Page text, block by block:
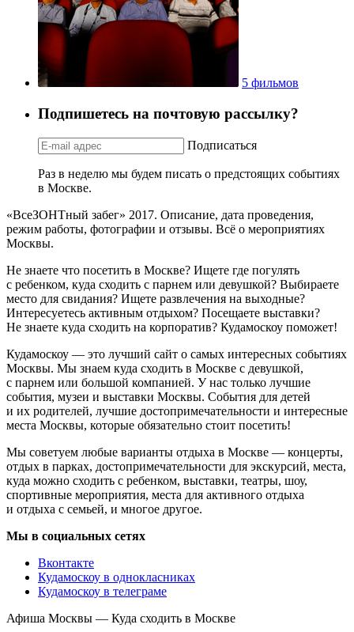
5 фильмов
Подпишетесь на почтовую рассылку?
Подписаться
Раз в неделю мы будем писать о предстоящих событиях
в Москве.
«ВсеЗОНТный забег» 2017. Описание, дата проведения,
режим работы, фотографии и отзывы. Всё о мероприятиях
Москвы.
Не знаете что посетить в Москве? Ищете где погулять
с ребенком, куда сходить с парнем или девушкой? Выбираете
место для свидания? Ищете развлечения на выходные?
Интересуетесь активным отдыхом? Посещаете выставки?
Не знаете куда сходить на корпоратив? Кудамоскоу поможет!
Кудамоскоу — это лучший сайт о самых интересных событиях
Москвы. Мы знаем куда сходить в Москве с девушкой,
с парнем или большой компанией. У нас только лучшие
события, музеи и выставки Москвы. События для детей
и их родителей, лучшие достопримечательности и интересные
места Москвы, которые обязательно стоит посетить!
Мы советуем любые варианты отдыха в Москве — концерты,
отдых в парках, достопримечательности для экскурсий, места,
куда можно сходить с ребенком, выставки, театры, шоу,
спортивные мероприятия, места для активного отдыха
и отдыха с семьей, и многое другое.
Мы в социальных сетях
Вконтакте
Кудамоскоу в однокласниках
Кудамоскоу в телеграме
Афиша Москвы — Куда сходить в Москве